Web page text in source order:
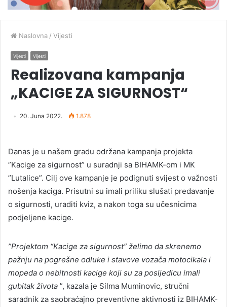
Naslovna / Vijesti
Vijesti Vijesti
Realizovana kampanja
„KACIGE ZA SIGURNOST“
20. Juna 2022. 1.878
Danas je u našem gradu održana kampanja projekta
”Kacige za sigurnost” u suradnji sa BIHAMK-om i MK
”Lutalice”. Cilj ove kampanje je podignuti svijest o važnosti
nošenja kaciga. Prisutni su imali priliku slušati predavanje
o sigurnosti, uraditi kviz, a nakon toga su učesnicima
podjeljene kacige.
”Projektom “Kacige za sigurnost” želimo da skrenemo
pažnju na pogrešne odluke i stavove vozača motocikala i
mopeda o nebitnosti kacige koji su za posljedicu imali
gubitak života ”, kazala je Silma Muminovic, stručni
saradnik za saobraćajno preventivne aktivnosti iz BIHAMK-